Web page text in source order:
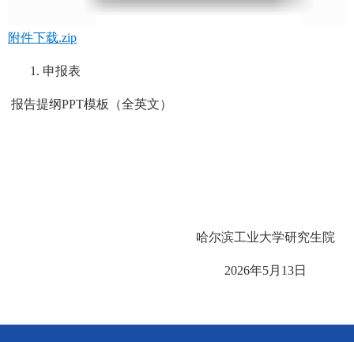
附件下载.zip
申报表
报告提纲PPT模板（全英文）
哈尔滨工业大学研究生院
2026年5月 13日